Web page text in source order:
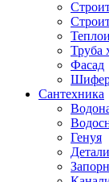
Труба
Фасад
Сантехника
Генуя